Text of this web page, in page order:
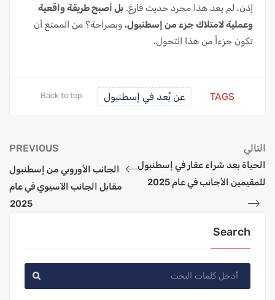
إذن، لم يعد هذا مجرد حديث فارغ. بل أصبح طريقة واقعية
وعملية لامتلاك جزء من إسطنبول. وبصراحة؟ من الممتع أن
تكون جزءاً من هذا التحول.
TAGS عن بُعد في إسطنبول Back to top
PREVIOUS
الجانب الأوروبي من إسطنبول
مقابل الجانب الآسيوي في عام
2025
التالي
الحياة بعد شراء عقار في إسطنبول
للمقيمين الأجانب في عام 2025
Search